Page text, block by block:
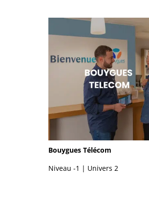
Bouygues Télécom
Niveau -1 | Univers 2